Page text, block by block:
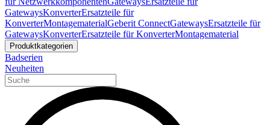
GatewaysKonverterErsatzteile für
KonverterMontagematerialGeberit ConnectGatewaysErsatzteile für
GatewaysKonverterErsatzteile für KonverterMontagematerial
Produktkategorien
Badserien
Neuheiten